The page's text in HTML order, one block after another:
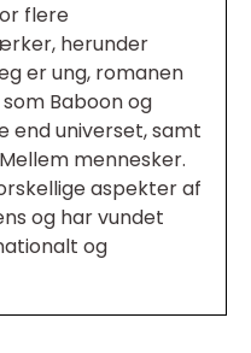
flere
herunder
er ung, romanen
Baboon og
end universet, samt
mennesker.
aspekter af
og har vundet
og